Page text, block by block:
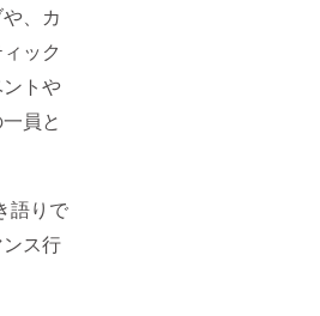
、カ
ック
トや
員と
語りで
ス行